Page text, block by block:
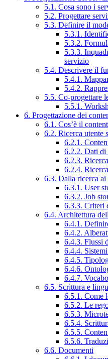
5.1. Cosa sono i
5.2. Progettare
5.3. Definire il
5.3.1.
5.3.2.
5.3.3.
servizio
5.4. Descrivere il
5.4.1.
5.4.2.
5.5. Co-progettare
5.5.1.
6. Progettazione dei
6.1. Cos’è il
6.2. Ricerca utente
6.2.1.
6.2.2. Dati di
6.2.3.
6.2.4.
6.3. Dalla ricerca
6.3.1. User
6.3.2. Job
6.3.3. Criteri
6.4. Architettura
6.4.1.
6.4.2.
6.4.3. Flussi
6.4.4.
6.4.5.
6.4.6.
6.4.7.
6.5. Scrittura e
6.5.1. Come
6.5.2. Le
6.5.3.
6.5.4.
6.5.5.
6.5.6.
6.6. Documenti